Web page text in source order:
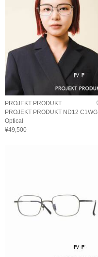
PROJEKT PRODUKT
PROJEKT PRODUKT ND12 C1WG
Optical
¥49,500